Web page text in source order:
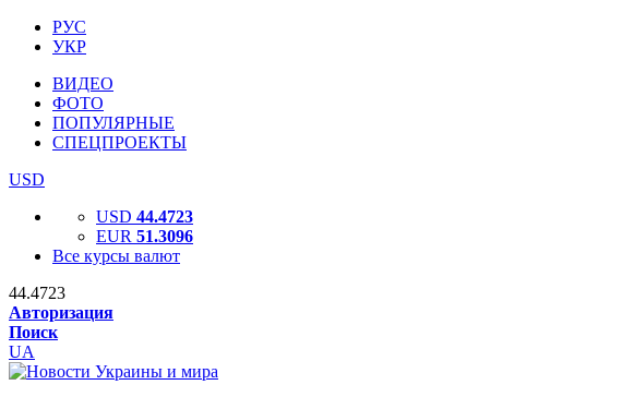
РУС
УКР
ВИДЕО
ФОТО
ПОПУЛЯРНЫЕ
СПЕЦПРОЕКТЫ
USD
USD 44.4723
EUR 51.3096
Все курсы валют
44.4723
Авторизация
Поиск
UA